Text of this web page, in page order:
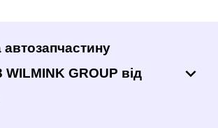
автозапчастину
WILMINK GROUP від